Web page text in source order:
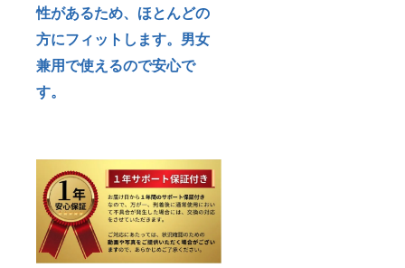
性があるため、ほとんどの
方にフィットします。男女
兼用で使えるので安心で
す。